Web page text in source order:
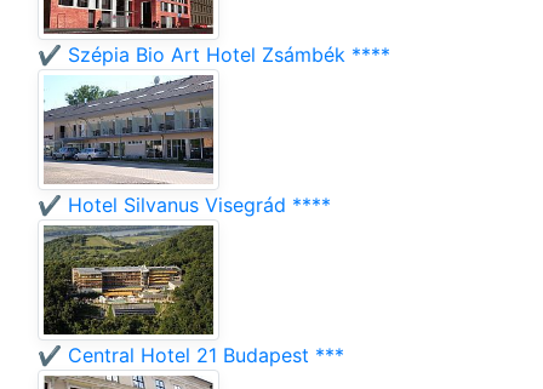
✔️ Szépia Bio Art Hotel Zsámbék ****
✔️ Hotel Silvanus Visegrád ****
✔️ Central Hotel 21 Budapest ***